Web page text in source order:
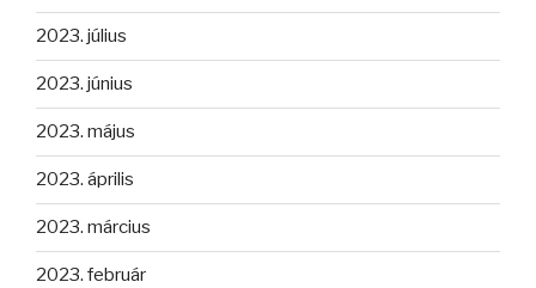
2023. július
2023. június
2023. május
2023. április
2023. március
2023. február